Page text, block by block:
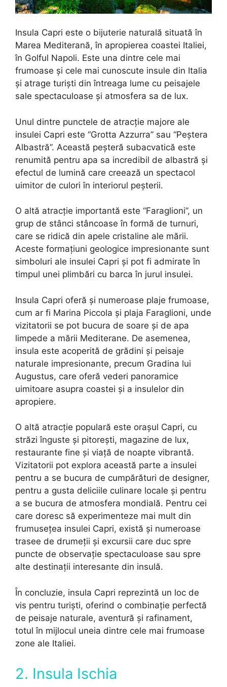
Insula Capri este o bijuterie naturală situată în
Marea Mediterană, în apropierea coastei Italiei,
în Golful Napoli. Este una dintre cele mai
frumoase și cele mai cunoscute insule din Italia
și atrage turiști din întreaga lume cu peisajele
sale spectaculoase și atmosfera sa de lux.
Unul dintre punctele de atracție majore ale
insulei Capri este “Grotta Azzurra” sau “Peștera
Albastră”. Această peșteră subacvatică este
renumită pentru apa sa incredibil de albastră și
efectul de lumină care creează un spectacol
uimitor de culori în interiorul peșterii.
O altă atracție importantă este “Faraglioni”, un
grup de stânci stâncoase în formă de turnuri,
care se ridică din apele cristaline ale mării.
Aceste formațiuni geologice impresionante sunt
simboluri ale insulei Capri și pot fi admirate în
timpul unei plimbări cu barca în jurul insulei.
Insula Capri oferă și numeroase plaje frumoase,
cum ar fi Marina Piccola și plaja Faraglioni, unde
vizitatorii se pot bucura de soare și de apa
limpede a mării Mediterane. De asemenea,
insula este acoperită de grădini și peisaje
naturale impresionante, precum Gradina lui
Augustus, care oferă vederi panoramice
uimitoare asupra coastei și a insulelor din
apropiere.
O altă atracție populară este orașul Capri, cu
străzi înguste și pitorești, magazine de lux,
restaurante fine și viață de noapte vibrantă.
Vizitatorii pot explora această parte a insulei
pentru a se bucura de cumpărături de designer,
pentru a gusta deliciile culinare locale și pentru
a se bucura de atmosfera mondială. Pentru cei
care doresc să experimenteze mai mult din
frumusețea insulei Capri, există și numeroase
trasee de drumeții și excursii care duc spre
puncte de observație spectaculoase sau spre
alte destinații interesante din insulă.
În concluzie, insula Capri reprezintă un loc de
vis pentru turiști, oferind o combinație perfectă
de peisaje naturale, aventură și rafinament,
totul în mijlocul uneia dintre cele mai frumoase
zone ale Italiei.
2. Insula Ischia